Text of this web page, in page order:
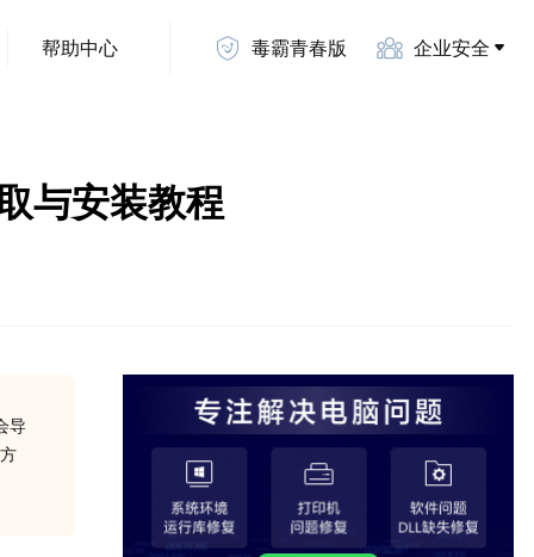
帮助中心 毒霸青春版 企业安全
与安装教程
导